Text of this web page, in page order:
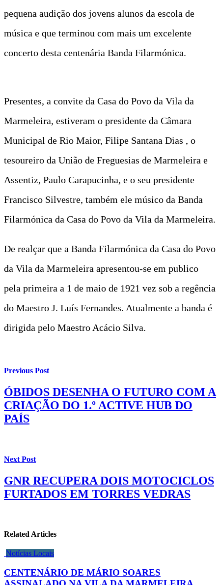
pequena audição dos jovens alunos da escola de
música e que terminou com mais um excelente
concerto desta centenária Banda Filarmónica.
Presentes, a convite da Casa do Povo da Vila da
Marmeleira, estiveram o presidente da Câmara
Municipal de Rio Maior, Filipe Santana Dias , o
tesoureiro da União de Freguesias de Marmeleira e
Assentiz, Paulo Carapucinha, e o seu presidente
Francisco Silvestre, também ele músico da Banda
Filarmónica da Casa do Povo da Vila da Marmeleira.
De realçar que a Banda Filarmónica da Casa do Povo
da Vila da Marmeleira apresentou-se em publico
pela primeira a 1 de maio de 1921 vez sob a regência
do Maestro J. Luís Fernandes. Atualmente a banda é
dirigida pelo Maestro Acácio Silva.
Previous Post
ÓBIDOS DESENHA O FUTURO COM A
CRIAÇÃO DO 1.º ACTIVE HUB DO
PAÍS
Next Post
GNR RECUPERA DOIS MOTOCICLOS
FURTADOS EM TORRES VEDRAS
Related Articles
Notícias Locais
CENTENÁRIO DE MÁRIO SOARES